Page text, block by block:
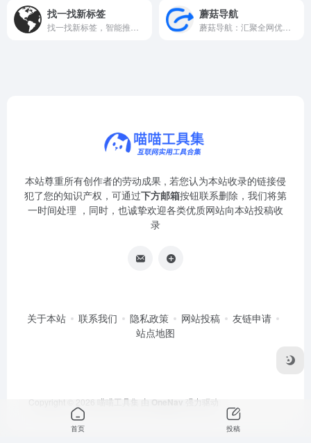
找一找新标签 蘑菇导航
本站尊重所有创作者的劳动成果 , 若您认为本站收录的链接侵
犯了您的知识产权，可通过下方邮箱按钮联系删除，我们将第
一时间处理 ，同时，也诚挚欢迎各类优质网站向本站投稿收
录
关于本站 联系我们 隐私政策 网站投稿
友链申请
站点地图
Copyright © 2026 喵喵工具集 由 OneNav 强力驱动
首页 投稿